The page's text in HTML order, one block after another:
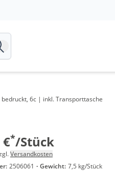
6c | inkl. Transporttasche
€*/Stück
Versandkosten
2506061 · Gewicht: 7,5 kg/Stück